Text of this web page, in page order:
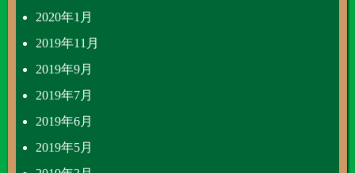
2020年1月
2019年11月
2019年9月
2019年7月
2019年6月
2019年5月